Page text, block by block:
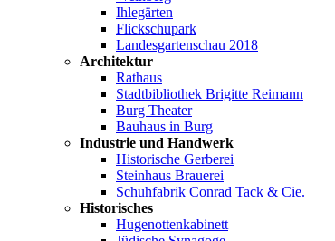
Ihlegärten
Flickschupark
Landesgartenschau 2018
Architektur
Rathaus
Stadtbibliothek Brigitte Reimann
Burg Theater
Bauhaus in Burg
Industrie und Handwerk
Historische Gerberei
Steinhaus Brauerei
Schuhfabrik Conrad Tack & Cie.
Historisches
Hugenottenkabinett